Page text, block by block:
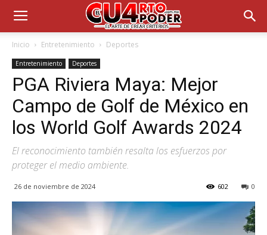
Inicio Entretenimiento Deportes
Entretenimiento Deportes
PGA Riviera Maya: Mejor
Campo de Golf de México en
los World Golf Awards 2024
El reconocimiento también resalta los esfuerzos por
proteger el medio ambiente.
26 de noviembre de 2024 0
602